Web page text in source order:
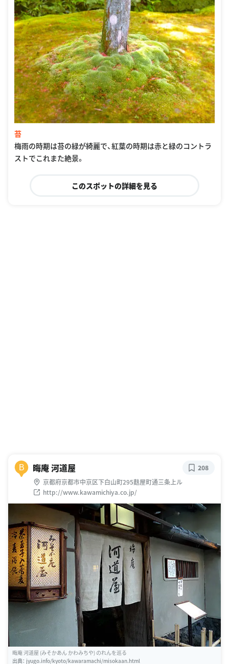
苔
梅雨の時期は苔の緑が綺麗で、紅葉の時期は赤と緑のコントラ
ストでこれまた絶景。
このスポットの詳細を見る
B 晦庵 河道屋
京都府京都市中京区下白山町295麩屋町通三条上ル
http://www.kawamichiya.co.jp/
208
晦庵 河道屋 (みそかあん かわみちや) のれんを巡る
出典： jyugo.info/kyoto/kawaramachi/misokaan.html